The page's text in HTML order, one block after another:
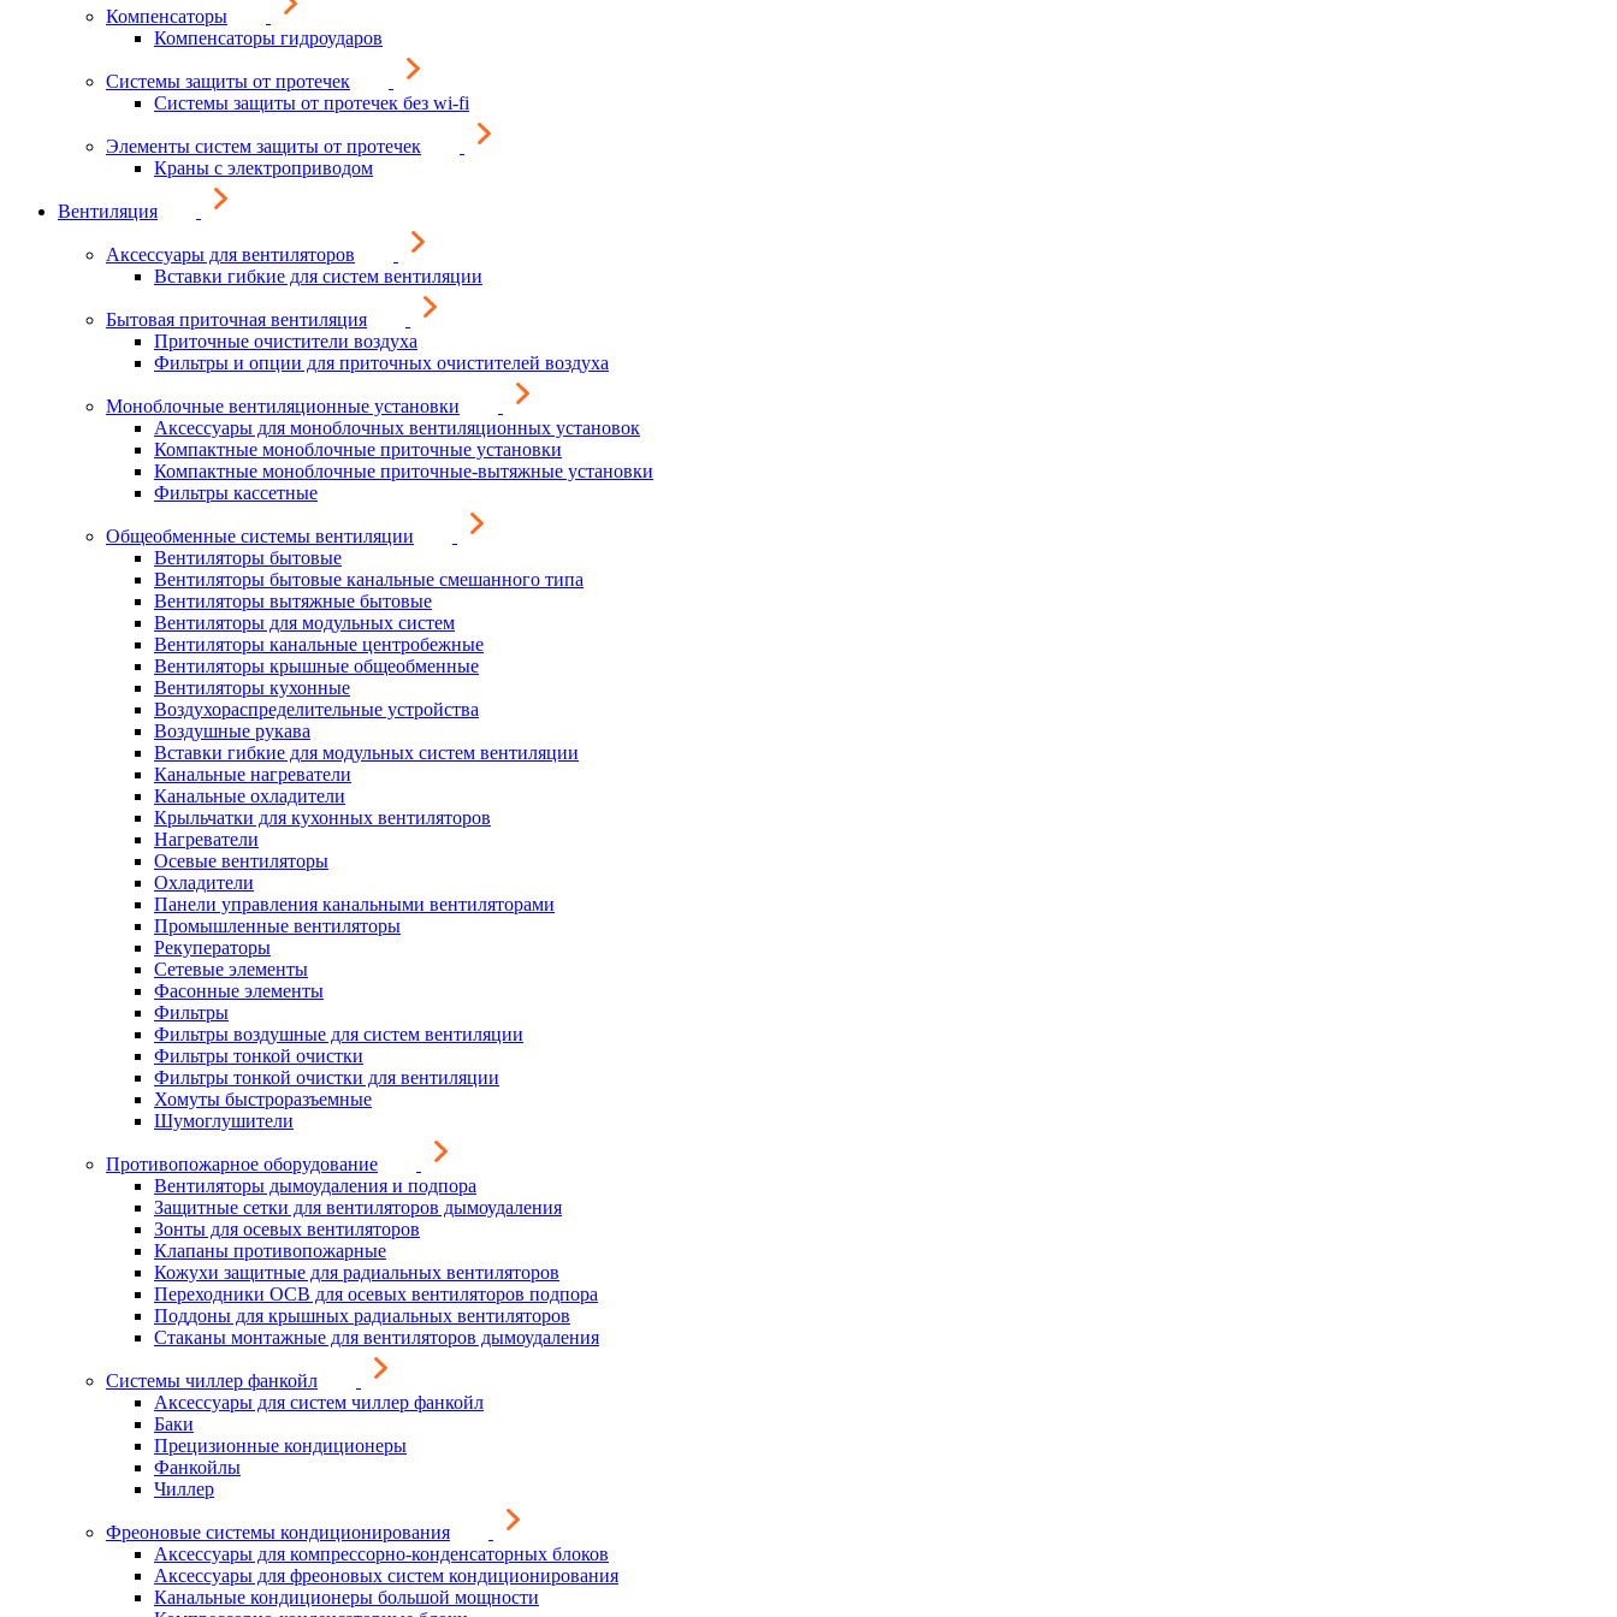
Компенсаторы
Компенсаторы гидроударов
Системы защиты от протечек
Системы защиты от протечек без wi-fi
Элементы систем защиты от протечек
Краны с электроприводом
Вентиляция
Аксессуары для вентиляторов
Вставки гибкие для систем вентиляции
Бытовая приточная вентиляция
Приточные очистители воздуха
Фильтры и опции для приточных очистителей воздуха
Моноблочные вентиляционные установки
Аксессуары для моноблочных вентиляционных установок
Компактные моноблочные приточные установки
Компактные моноблочные приточные-вытяжные установки
Фильтры кассетные
Общеобменные системы вентиляции
Вентиляторы бытовые
Вентиляторы бытовые канальные смешанного типа
Вентиляторы вытяжные бытовые
Вентиляторы для модульных систем
Вентиляторы канальные центробежные
Вентиляторы крышные общеобменные
Вентиляторы кухонные
Воздухораспределительные устройства
Воздушные рукава
Вставки гибкие для модульных систем вентиляции
Канальные нагреватели
Канальные охладители
Крыльчатки для кухонных вентиляторов
Нагреватели
Осевые вентиляторы
Охладители
Панели управления канальными вентиляторами
Промышленные вентиляторы
Рекуператоры
Сетевые элементы
Фасонные элементы
Фильтры
Фильтры воздушные для систем вентиляции
Фильтры тонкой очистки
Фильтры тонкой очистки для вентиляции
Хомуты быстроразъемные
Шумоглушители
Противопожарное оборудование
Вентиляторы дымоудаления и подпора
Защитные сетки для вентиляторов дымоудаления
Зонты для осевых вентиляторов
Клапаны противопожарные
Кожухи защитные для радиальных вентиляторов
Переходники ОСВ для осевых вентиляторов подпора
Поддоны для крышных радиальных вентиляторов
Стаканы монтажные для вентиляторов дымоудаления
Системы чиллер фанкойл
Аксессуары для систем чиллер фанкойл
Баки
Прецизионные кондиционеры
Фанкойлы
Чиллер
Фреоновые системы кондиционирования
Аксессуары для компрессорно-конденсаторных блоков
Аксессуары для фреоновых систем кондиционирования
Канальные кондиционеры большой мощности